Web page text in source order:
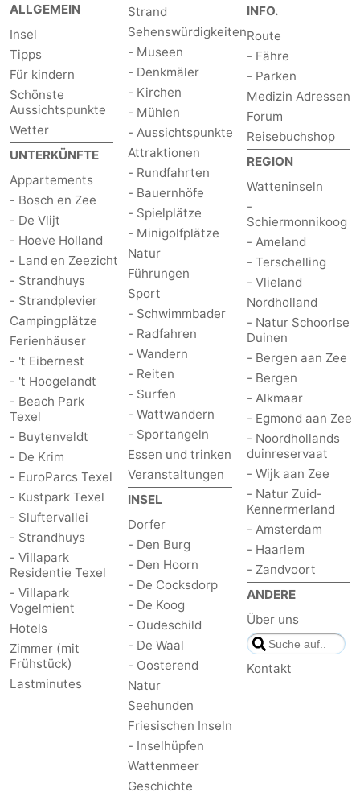
Parken
Inselhüpfen
Reisebuchshop
Medizin
Adressen
Region
Watteninseln
Schiermonnikoog
-
Ameland
-
Terschelling
-
Vlieland
Nordholland
Natur
Schoorlse
Duinen
-
Bergen
aan
Zee
-
Bergen
-
Alkmaar
-
Egmond
aan
Zee
-
Noordhollands
duinreservaat
-
Wijk
aan
-
Natur
-
ALLGEMEIN
Insel
Tipps
Für kindern
Schönste
Aussichtspunkte
Wetter
UNTERKÜNFTE
Appartements
- Bosch en Zee
- De Vlijt
- Hoeve Holland
- Land en Zeezicht
- Strandhuys
- Strandplevier
Campingplätze
Ferienhäuser
- 't Eibernest
- 't Hoogelandt
- Beach Park
Texel
- Buytenveldt
- De Krim
- EuroParcs Texel
- Kustpark Texel
- Sluftervallei
- Strandhuys
- Villapark
Residentie Texel
- Villapark
Vogelmient
Hotels
Zimmer (mit
Frühstück)
Lastminutes
Strand
Sehenswürdigkeiten
- Museen
- Denkmäler
- Kirchen
- Mühlen
- Aussichtspunkte
Attraktionen
- Rundfahrten
- Bauernhöfe
- Spielplätze
- Minigolfplätze
Natur
Führungen
Sport
- Schwimmbader
- Radfahren
- Wandern
- Reiten
- Surfen
- Wattwandern
- Sportangeln
Essen und trinken
Veranstaltungen
INSEL
Dorfer
- Den Burg
- Den Hoorn
- De Cocksdorp
- De Koog
- Oudeschild
- De Waal
- Oosterend
Natur
Seehunden
Friesischen Inseln
- Inselhüpfen
Wattenmeer
Geschichte
INFO.
Route
- Fähre
- Parken
Medizin Adressen
Forum
Reisebuchshop
REGION
Watteninseln
-
Schiermonnikoog
- Ameland
- Terschelling
- Vlieland
Nordholland
- Natur Schoorlse
Duinen
- Bergen aan Zee
- Bergen
- Alkmaar
- Egmond aan Zee
- Noordhollands
duinreservaat
- Wijk aan Zee
- Natur Zuid-
Kennermerland
- Amsterdam
- Haarlem
- Zandvoort
ANDERE
Über uns
Kontakt